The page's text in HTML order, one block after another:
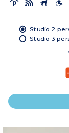
Studio 2
Studio 3